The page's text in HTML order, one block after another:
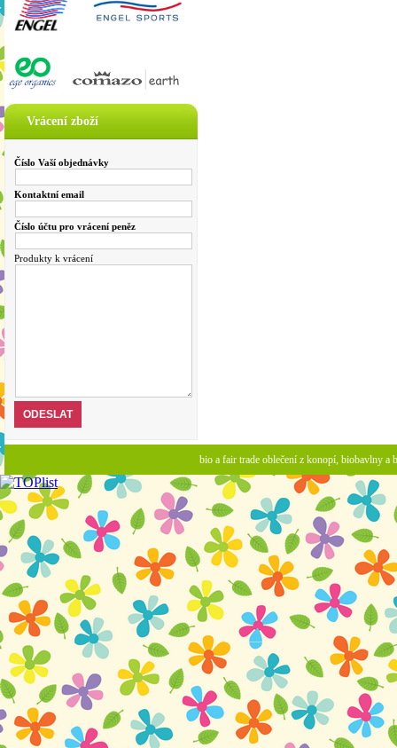
Vrácení zboží
Číslo Vaší objednávky
Kontaktní email
Číslo účtu pro vrácení peněz
Produkty k vrácení
bio a fair trade oblečení z konopí, biobavlny a